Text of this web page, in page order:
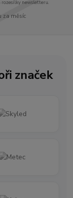
newsletteru.
za měsíc
značek